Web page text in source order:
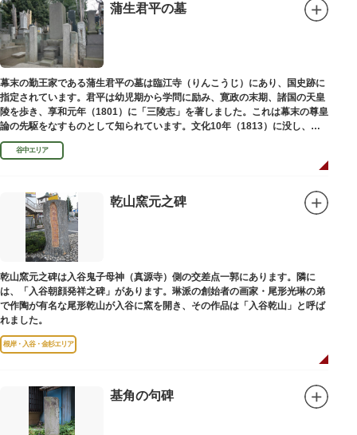
蒲生君平の墓
幕末の勤王家である蒲生君平の墓は臨江寺（りんこうじ）にあり、国史跡に
指定されています。君平は幼児期から学問に励み、寛政の末期、諸国の天皇
陵を歩き、享和元年（1801）に「三陵志」を著しました。これは幕末の尊皇
論の先駆をなすものとして知られています。文化10年（1813）に没し、高
山彦三郎や林子平と共に「寛政三奇人」の一人にあげられています。
谷中エリア
乾山窯元之碑
乾山窯元之碑は入谷鬼子母神（真源寺）側の交差点一郭にあります。隣に
は、「入谷朝顔発祥之碑」があります。琳派の創始者の画家・尾形光琳の弟
で作陶が有名な尾形乾山が入谷に窯を開き、その作品は「入谷乾山」と呼ば
れました。
根岸・入谷・金杉エリア
基角の句碑